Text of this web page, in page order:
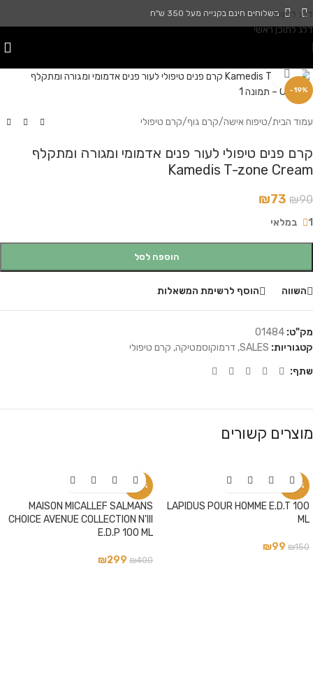
דלג לניווט
דלג לתוכן ראשי
משלוחים חינם בקנייה מעל 350 ש"ח
-19%
לחץ להגדלה
עמוד הבית/טיפוח אישה/קרם גוף/קרם טיפולי
קרם פנים טיפולי לעור פנים אדמומי ומגורה ומתקלף
Kamedis T-zone Cream
₪90
₪73
1 במלאי
הוספה לסל
השווה הוסף לרשימת המשאלות
מק"ט: 01484
קטגוריות: SALES
, דרמוקוסמטיקה, קרם טיפולי
שתף:
מוצרים קשורים
-34%
LAPIDUS POUR HOMME E.D.T 100
ML
₪150
₪99
-25%
MAISON MICALLEF SALMANS
CHOICE AVENUE COLLECTION N'III
E.D.P 100 ML
₪400
₪299